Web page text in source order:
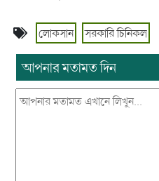
লোকসান সরকারি চিনিকল
আপনার মতামত দিন